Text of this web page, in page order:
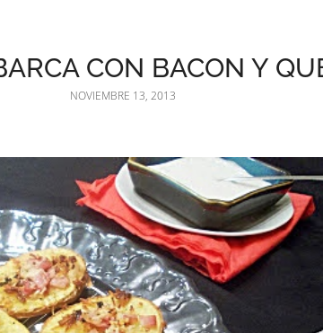
CON BACON Y
NOVIEMBRE 13, 2013